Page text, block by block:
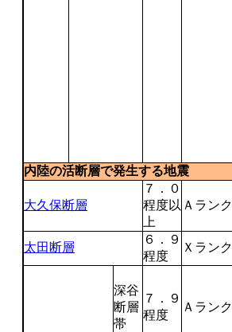
内陸の活断層で発生する地震
大久保断層
７．０
程度以
上
Ａランク
太田断層
６．９
程度
Ｘランク
深谷
断層
帯
７．９
程度
Ａランク